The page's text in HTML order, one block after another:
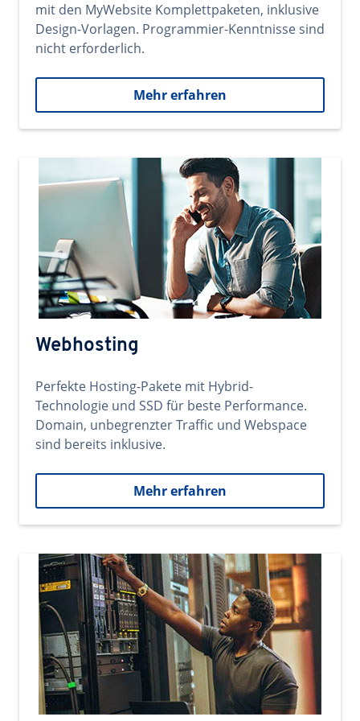
mit den MyWebsite Komplettpaketen, inklusive
Design-Vorlagen. Programmier-Kenntnisse sind
nicht erforderlich.
Mehr erfahren
Webhosting
Perfekte Hosting-Pakete mit Hybrid-
Technologie und SSD für beste Performance.
Domain, unbegrenzter Traffic und Webspace
sind bereits inklusive.
Mehr erfahren